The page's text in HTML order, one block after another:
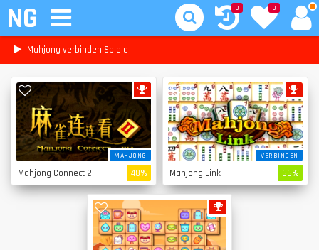
NG 0
0
Mahjong verbinden Spiele
MAHJONG
Mahjong Connect 2 48%
VERBINDEN
Mahjong Link 66%